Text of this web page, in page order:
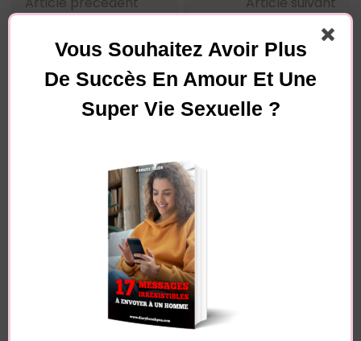
d'article
femme ne devrait
jamais faire pour un
homme
hommes désirent le
plus dans une
relation
Vous pourriez également aimer...
Laisser un commentaire
Vous Souhaitez Avoir Plus
De Succès En Amour Et Une
Super Vie Sexuelle ?